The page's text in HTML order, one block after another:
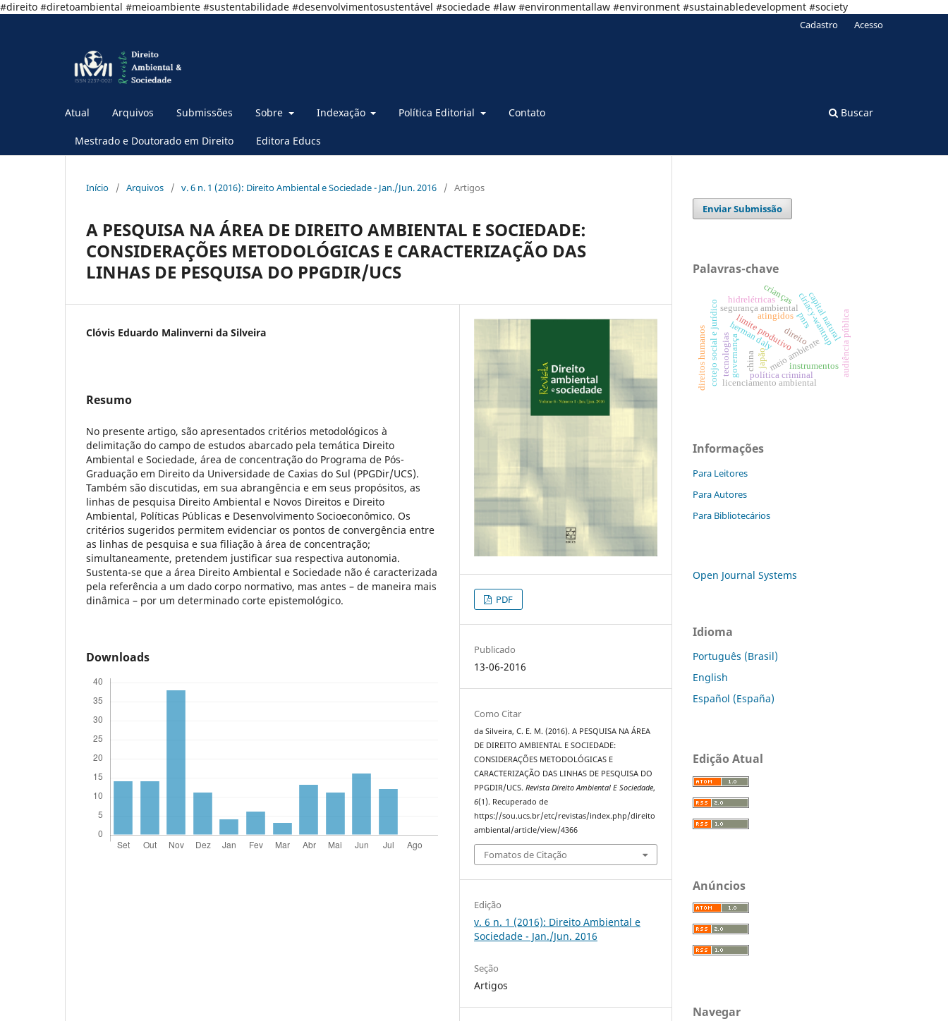
#direito #diretoambiental #meioambiente #sustentabilidade #desenvolvimentosustentável #sociedade #law #environmentallaw #environment #sustainabledevelopment #society
Atual Arquivos Submissões Sobre Indexação Política Editorial Contato
Mestrado e Doutorado em Direito Editora Educs
Buscar
Cadastro Acesso
Início / Arquivos / v. 6 n. 1 (2016): Direito Ambiental e Sociedade - Jan./Jun. 2016 / Artigos
A PESQUISA NA ÁREA DE DIREITO AMBIENTAL E SOCIEDADE:
CONSIDERAÇÕES METODOLÓGICAS E CARACTERIZAÇÃO DAS
LINHAS DE PESQUISA DO PPGDIR/UCS
Clóvis Eduardo Malinverni da Silveira
Resumo
No presente artigo, são apresentados critérios metodológicos à
delimitação do campo de estudos abarcado pela temática Direito
Ambiental e Sociedade, área de concentração do Programa de Pós-
Graduação em Direito da Universidade de Caxias do Sul (PPGDir/UCS).
Também são discutidas, em sua abrangência e em seus propósitos, as
linhas de pesquisa Direito Ambiental e Novos Direitos e Direito
Ambiental, Políticas Públicas e Desenvolvimento Socioeconômico. Os
critérios sugeridos permitem evidenciar os pontos de convergência entre
as linhas de pesquisa e sua filiação à área de concentração;
simultaneamente, pretendem justificar sua respectiva autonomia.
Sustenta-se que a área Direito Ambiental e Sociedade não é caracterizada
pela referência a um dado corpo normativo, mas antes – de maneira mais
dinâmica – por um determinado corte epistemológico.
Downloads
PDF
Publicado
13-06-2016
Como Citar
da Silveira, C. E. M. (2016). A PESQUISA NA ÁREA
DE DIREITO AMBIENTAL E SOCIEDADE:
CONSIDERAÇÕES METODOLÓGICAS E
CARACTERIZAÇÃO DAS LINHAS DE PESQUISA DO
PPGDIR/UCS.Revista Direito Ambiental E Sociedade,
6(1). Recuperado de
https://sou.ucs.br/etc/revistas/index.php/direito
ambiental/article/view/4366
Fomatos de Citação
Edição
v. 6 n. 1 (2016): Direito Ambiental e
Sociedade - Jan./Jun. 2016
Seção
Artigos
Enviar Submissão
Palavras-chave
ciriacy-wantrup
herman daly
segurança ambiental
limite produtivo capital natural
meio ambiente
política criminal
japão
cotejo social e jurídico licenciamento ambiental
audiência pública
atingidos
direito
hidrelétricas
pnrs
instrumentos
china
governança
tecnologias
crianças
direitos humanos
Informações
Para Leitores
Para Autores
Para Bibliotecários
Open Journal Systems
Idioma
Português (Brasil)
English
Español (España)
Edição Atual
Anúncios
Navegar